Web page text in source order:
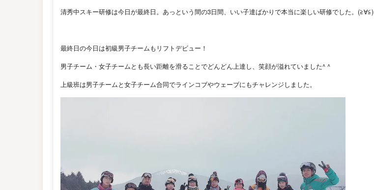
清秀中スキー研修は今日が最終日。あっという間の3日間、いい子達ばかりで本当に楽しい研修でした。(≧∀≦)
最終日の今日は初級男子チームもリフトデビュー！
男子チーム・女子チームとも長い距離を滑ることでどんどん上達し、笑顔が溢れていました^ ^
上級班は男子チームと女子チーム合同でラインコブやウェーブにもチャレンジしました。